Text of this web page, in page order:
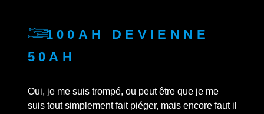
100ah devienne
50ah
Oui, je me suis trompé, ou peut être que je me
suis tout simplement fait piéger, mais encore faut il